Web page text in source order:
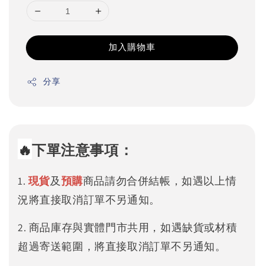
加入購物車
分享
🔥下單注意事項：
1. 現貨及預購商品請勿合併結帳，如遇以上情
況將直接取消訂單不另通知。
2. 商品庫存與實體門市共用，如遇缺貨或材積
超過寄送範圍，將直接取消訂單不另通知。